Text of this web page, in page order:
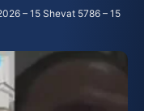
– 15 Shevat 5786 – 15